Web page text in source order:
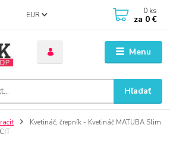
Menu
EUR
Hľadať
0 ks
za 0 €
Kvetináč, črepník - Kvetináč MATUBA Slim